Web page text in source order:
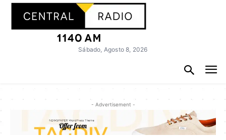
Sábado, Agosto 8, 2026
- Advertisement -